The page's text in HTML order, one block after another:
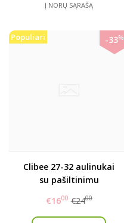
Į NORŲ SĄRAŠĄ
Populiari -33%
Clibee 27-32 aulinukai
su pašiltinimu
€1600 €2400